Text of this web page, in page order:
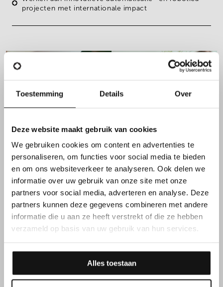
Toestemming Details Over
Deze website maakt gebruik van cookies
We gebruiken cookies om content en advertenties te
personaliseren, om functies voor social media te bieden
en om ons websiteverkeer te analyseren. Ook delen we
informatie over uw gebruik van onze site met onze
partners voor social media, adverteren en analyse. Deze
partners kunnen deze gegevens combineren met andere
informatie die u aan ze heeft verstrekt of die ze hebben
verzameld op basis van uw gebruik van hun services.
Alles toestaan
projecten met internationale impact
FUNCTIEVEREISTEN
Daarnaast overtuig je met
jouw kennen & kunnen
Je bezit eenmasterdiploma in engineering
(elektromechanica of een verwante richting)